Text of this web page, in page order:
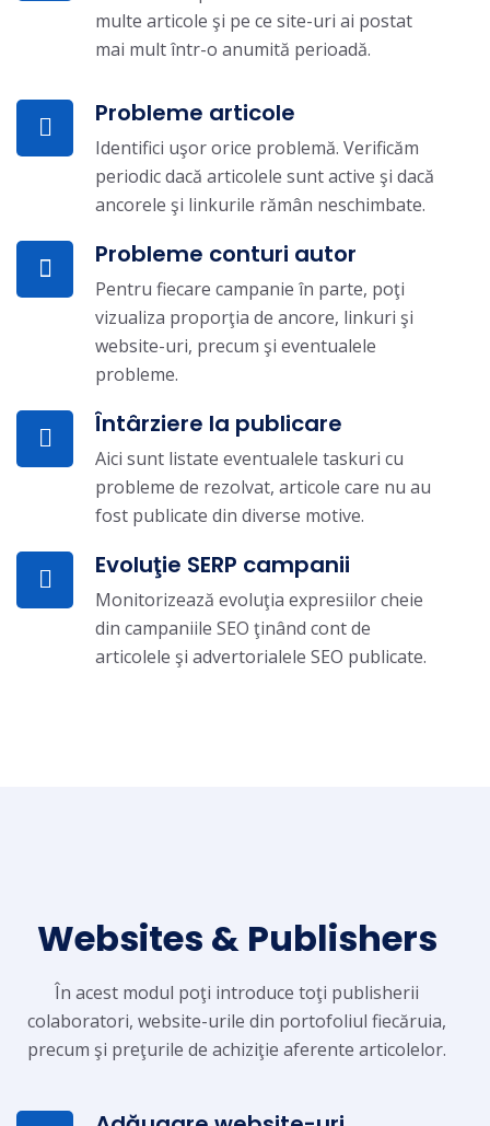
multe articole şi pe ce site-uri ai postat
mai mult într-o anumită perioadă.
Probleme articole
Identifici uşor orice problemă. Verificăm
periodic dacă articolele sunt active şi dacă
ancorele şi linkurile rămân neschimbate.
Probleme conturi autor
Pentru fiecare campanie în parte, poţi
vizualiza proporţia de ancore, linkuri şi
website-uri, precum şi eventualele
probleme.
Întârziere la publicare
Aici sunt listate eventualele taskuri cu
probleme de rezolvat, articole care nu au
fost publicate din diverse motive.
Evoluţie SERP campanii
Monitorizează evoluţia expresiilor cheie
din campaniile SEO ţinând cont de
articolele şi advertorialele SEO publicate.
Websites & Publishers
În acest modul poţi introduce toţi publisherii
colaboratori, website-urile din portofoliul fiecăruia,
precum şi preţurile de achiziţie aferente articolelor.